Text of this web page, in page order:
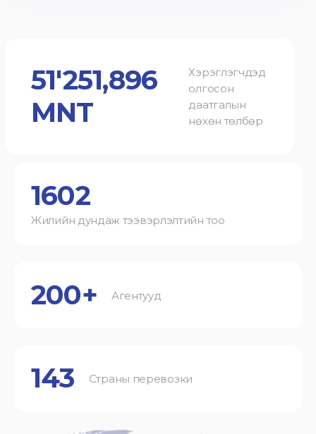
51'251,896
MNT
Хэрэглэгчдэд
олгосон
даатгалын
нөхөн төлбөр
1602
Жилийн дундаж тээвэрлэлтийн тоо
200+ Агентууд
143 Страны перевозки